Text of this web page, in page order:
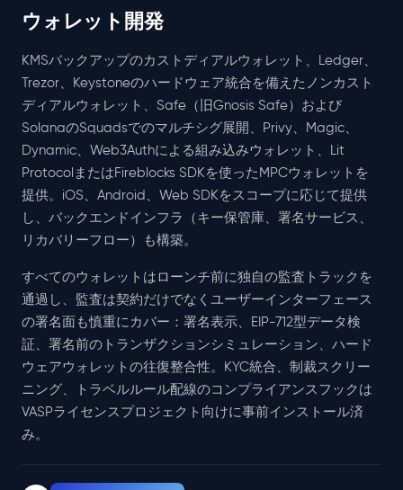
ウォレット開発
KMSバックアップのカストディアルウォレット、Ledger、
Trezor、Keystoneのハードウェア統合を備えたノンカスト
ディアルウォレット、Safe（旧Gnosis Safe）および
SolanaのSquadsでのマルチシグ展開、Privy、Magic、
Dynamic、Web3Authによる組み込みウォレット、Lit
ProtocolまたはFireblocks SDKを使ったMPCウォレットを
提供。iOS、Android、Web SDKをスコープに応じて提供
し、バックエンドインフラ（キー保管庫、署名サービス、
リカバリーフロー）も構築。
すべてのウォレットはローンチ前に独自の監査トラックを
通過し、監査は契約だけでなくユーザーインターフェース
の署名面も慎重にカバー：署名表示、EIP-712型データ検
証、署名前のトランザクションシミュレーション、ハード
ウェアウォレットの往復整合性。KYC統合、制裁スクリー
ニング、トラベルルール配線のコンプライアンスフックは
VASPライセンスプロジェクト向けに事前インストール済
み。